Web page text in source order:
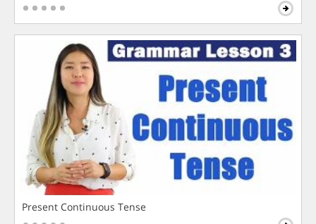
Present Continuous Tense